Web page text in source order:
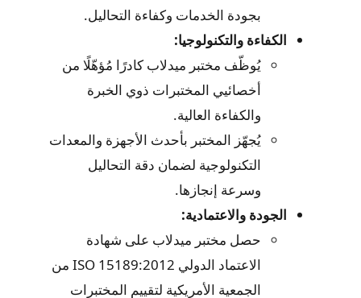
بجودة الخدمات وكفاءة التحاليل.
الكفاءة والتكنولوجيا:
يُوظّف مختبر ميدلاب كادرًا مُؤهّلًا من
أخصائيي المختبرات ذوي الخبرة
والكفاءة العالية.
يُجهّز المختبر بأحدث الأجهزة والمعدات
التكنولوجية لضمان دقة التحاليل
وسرعة إنجازها.
الجودة والاعتمادية:
حصل مختبر ميدلاب على شهادة
الاعتماد الدولي ISO 15189:2012 من
الجمعية الأمريكية لتقييم المختبرات